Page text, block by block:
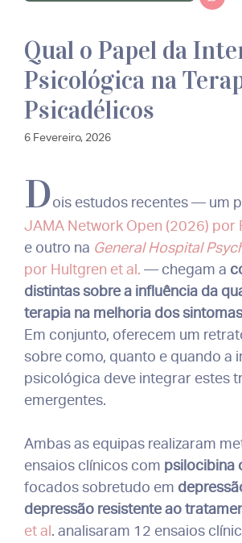
Qual o Papel da
Psicológica na
Psicadélicos
6 Fevereiro, 2026
Dois estudos recentes — um
JAMA Network Open (2026) por
e outro na General Hospital
por Hultgren et al. — chegam a
distintas sobre a influência da
terapia na melhoria dos
Em conjunto, oferecem um
sobre como, quanto e quando a
psicológica deve integrar estes
emergentes.
Ambas as equipas realizaram
ensaios clínicos com psilocibina
focados sobretudo em
depressão resistente ao
et al. analisaram 12 ensaios